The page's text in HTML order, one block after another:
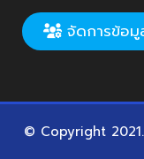
จัดการข้อมู
© Copyright